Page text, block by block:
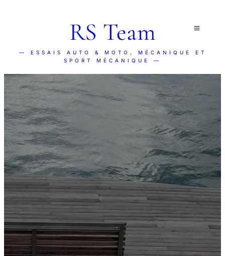
RS Team
— ESSAIS AUTO & MOTO, MÉCANIQUE ET
SPORT MÉCANIQUE —